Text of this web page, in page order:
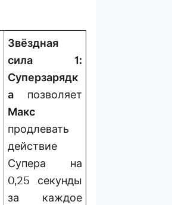
Звёздная
сила 1:
Суперзарядк
а позволяет
Макс
продлевать
действие
Супера на
0,25 секунды
за каждое